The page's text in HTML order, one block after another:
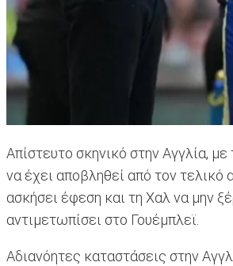
Απίστευτο σκηνικό στην Αγγλία,
να έχει αποβληθεί από τον τελικό
ασκήσει έφεση και τη Χαλ να μην
αντιμετωπίσει στο Γουέμπλεϊ.
Αδιανόητες καταστάσεις στην